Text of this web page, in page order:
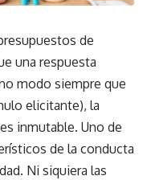
de
una respuesta
modo siempre que
elicitante), la
inmutable. Uno de
de la conducta
Ni siquiera las